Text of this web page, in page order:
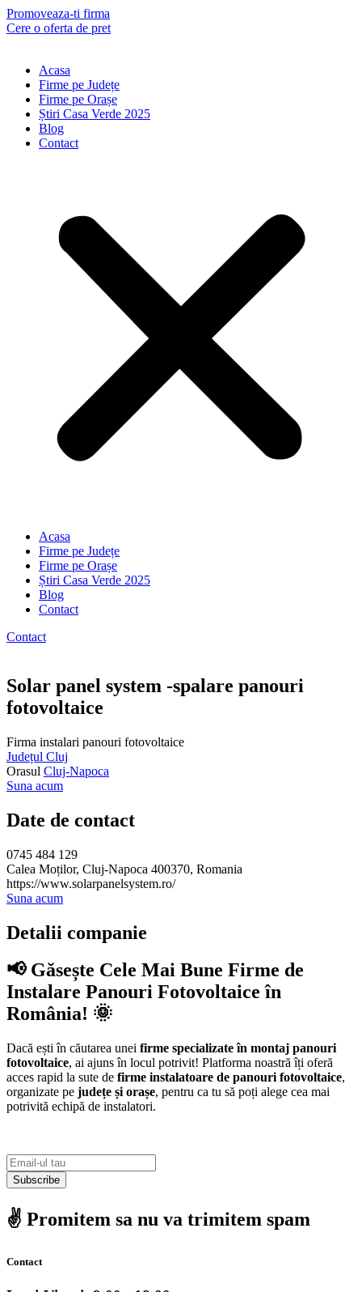
Skip
to
Promoveaza-ti firma
Cere o oferta de pret
Acasa
Firme pe Județe
Firme pe Orașe
Știri Casa Verde 2025
Blog
Contact
Acasa
Firme pe Județe
Firme pe Orașe
Știri Casa Verde 2025
Blog
Contact
Contact
Solar panel system -spalare panouri
fotovoltaice
Firma instalari panouri fotovoltaice
Județul Cluj
Orasul Cluj-Napoca
Suna acum
Date de contact
0745 484 129
Calea Moților, Cluj-Napoca 400370, Romania
https://www.solarpanelsystem.ro/
Suna acum
Detalii companie
📢 Găsește Cele Mai Bune Firme de
Instalare Panouri Fotovoltaice în
România! 🌞
Dacă ești în căutarea unei firme specializate în montaj panouri
fotovoltaice, ai ajuns în locul potrivit! Platforma noastră îți oferă
acces rapid la sute de firme instalatoare de panouri fotovoltaice,
organizate pe județe și orașe, pentru ca tu să poți alege cea mai
potrivită echipă de instalatori.
Subscribe
✌️ Promitem sa nu va trimitem spam
Contact